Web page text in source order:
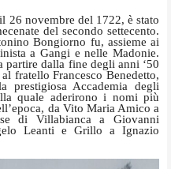
26 novembre del 1722, è stato
del secondo settecento.
Bongiorno fu, assieme ai
a Gangi e nelle Madonie.
partire dalla fine degli anni ‘50
fratello Francesco Benedetto,
Accademia degli
quale aderirono i nomi più
da Vito Maria Amico a
di Villabianca a Giovanni
Leanti e Grillo a Ignazio